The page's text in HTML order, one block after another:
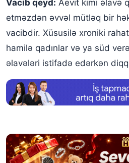
Vacib qeyd: Aevit kimi əlavə
etməzdən əvvəl mütləq bir
vacibdir. Xüsusilə xroniki
hamilə qadınlar və ya süd
əlavələri istifadə edərkən